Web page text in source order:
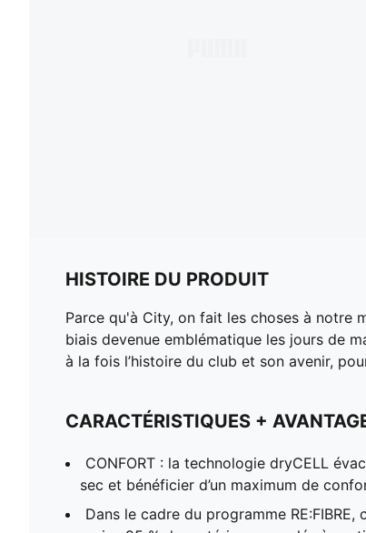
HISTOIRE DU PRODUIT
Parce qu'à City, on fait les choses à notre
biais devenue emblématique les jours de
à la fois l’histoire du club et son avenir,
CARACTÉRISTIQUES +
CONFORT : la technologie dryCELL
sec et bénéficier d’un maximum de
Dans le cadre du programme RE:FIBRE,